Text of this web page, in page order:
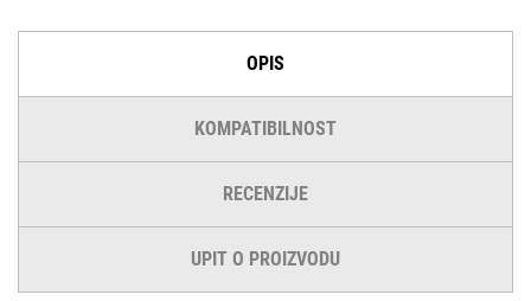
OPIS
KOMPATIBILNOST
RECENZIJE
UPIT O PROIZVODU